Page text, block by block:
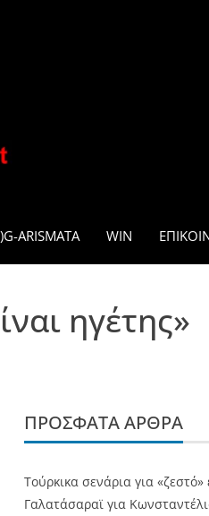
ARISMATA WIN
ηγέτης»
ΠΡΌΣΦΑΤΑ ΆΡΘΡΑ
Τούρκικα σενάρια για «ζεστό»
Γαλατάσαραϊ για